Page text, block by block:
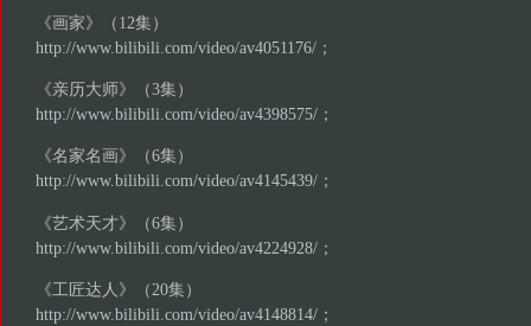
《画家》（12集）
http://www.bilibili.com/video/av4051176/；
《亲历大师》（3集）
http://www.bilibili.com/video/av4398575/；
《名家名画》（6集）
http://www.bilibili.com/video/av4145439/；
《艺术天才》（6集）
http://www.bilibili.com/video/av4224928/；
《工匠达人》（20集）
http://www.bilibili.com/video/av4148814/；